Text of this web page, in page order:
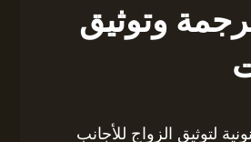
وتوثيق
لتوثيق الزواج للأجانب